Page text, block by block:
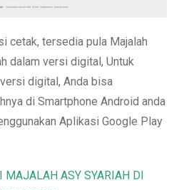
cetak, tersedia pula Majalah
dalam versi digital, Untuk
digital, Anda bisa
di Smartphone Android anda
Aplikasi Google Play
MAJALAH ASY SYARIAH DI